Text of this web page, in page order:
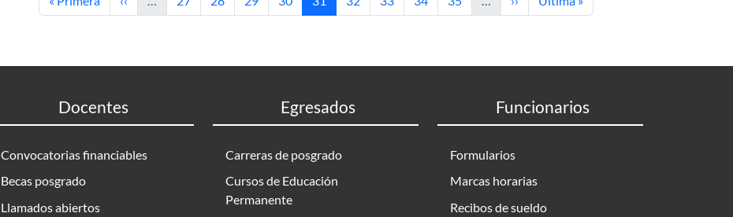
Docentes
Convocatorias financiables
Becas posgrado
Llamados abiertos
Egresados
Carreras de posgrado
Cursos de Educación
Permanente
Funcionarios
Formularios
Marcas horarias
Recibos de sueldo